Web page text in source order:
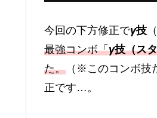
今回の下方修正でγ技
最強コンボ「γ技（ス
た。 （※このコンボ技
正です…。